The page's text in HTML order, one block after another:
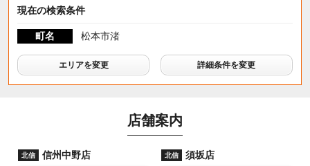
現在の検索条件
町名 松本市渚
エリアを変更 詳細条件を変更
店舗案内
北信 信州中野店 北信 須坂店